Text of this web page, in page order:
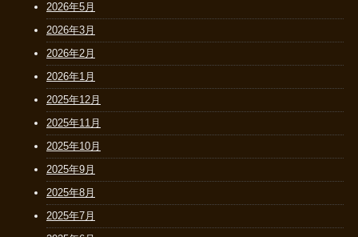
2026年5月
2026年3月
2026年2月
2026年1月
2025年12月
2025年11月
2025年10月
2025年9月
2025年8月
2025年7月